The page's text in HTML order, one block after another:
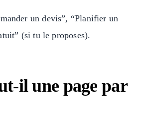
un devis”, “Planifier un
(si tu le proposes).
il une page par